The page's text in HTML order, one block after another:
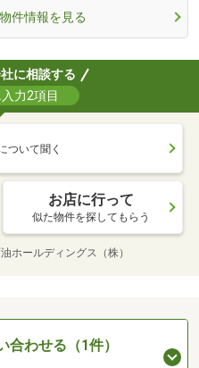
件情報を見る
に相談する
力2項目
ついて聞く
お店に行って
似た物件を探してもらう
ホールディングス（株）
合わせる（1件）